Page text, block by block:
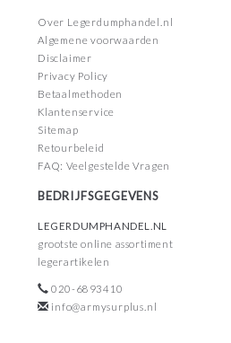
Over Legerdumphandel.nl
Algemene voorwaarden
Disclaimer
Privacy Policy
Betaalmethoden
Klantenservice
Sitemap
Retourbeleid
FAQ: Veelgestelde Vragen
BEDRIJFSGEGEVENS
LEGERDUMPHANDEL.NL
grootste online assortiment
legerartikelen
020-6893410
info@armysurplus.nl